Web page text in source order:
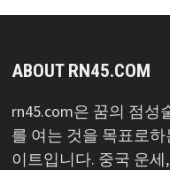
ABOUT RN45.COM
rn45.com은 꿈의 점성
를 여는 것을 목표로
이트입니다. 중국 운